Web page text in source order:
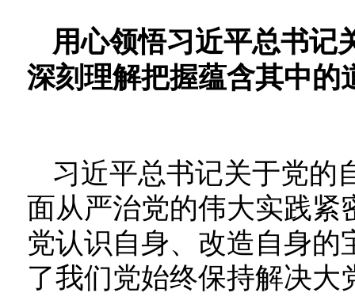
用心领悟习近平总书记
深刻理解把握蕴含其中的
习近平总书记关于党的
面从严治党的伟大实践
党认识自身、改造自身
了我们党始终保持解决